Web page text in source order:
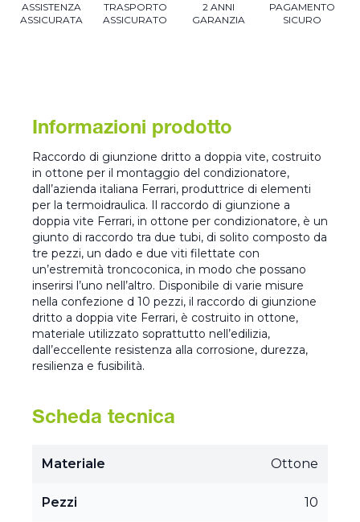
ASSISTENZA
ASSICURATA
TRASPORTO
ASSICURATO
2 ANNI
GARANZIA
PAGAMENTO
SICURO
Informazioni prodotto
Raccordo di giunzione dritto a doppia vite, costruito
in ottone per il montaggio del condizionatore,
dall’azienda italiana Ferrari, produttrice di elementi
per la termoidraulica. Il raccordo di giunzione a
doppia vite Ferrari, in ottone per condizionatore, è un
giunto di raccordo tra due tubi, di solito composto da
tre pezzi, un dado e due viti filettate con
un’estremità troncoconica, in modo che possano
inserirsi l’uno nell’altro. Disponibile di varie misure
nella confezione d 10 pezzi, il raccordo di giunzione
dritto a doppia vite Ferrari, è costruito in ottone,
materiale utilizzato soprattutto nell’edilizia,
dall’eccellente resistenza alla corrosione, durezza,
resilienza e fusibilità.
Scheda tecnica
Materiale Ottone
Pezzi 10